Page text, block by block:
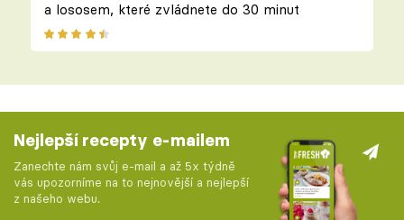
a lososem, které zvládnete do 30 minut
Nejlepší recepty e-mailem
Zanechte nám svůj e-mail a až 5x týdně
vás upozorníme na to nejnovější a nejlepší
z našeho webu.